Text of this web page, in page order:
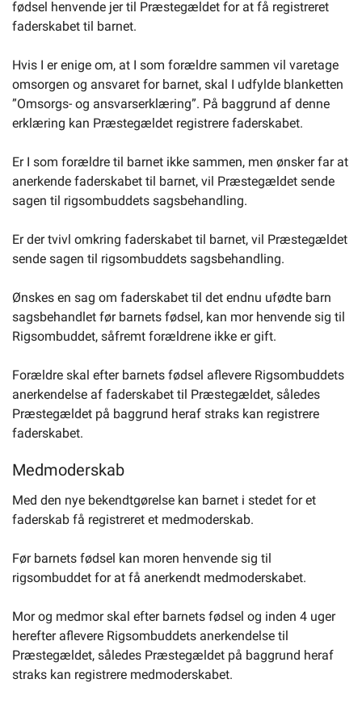
fødsel henvende jer til Præstegældet for at få registreret
faderskabet til barnet.
Hvis I er enige om, at I som forældre sammen vil varetage
omsorgen og ansvaret for barnet, skal I udfylde blanketten
”Omsorgs- og ansvarserklæring”. På baggrund af denne
erklæring kan Præstegældet registrere faderskabet.
Er I som forældre til barnet ikke sammen, men ønsker far at
anerkende faderskabet til barnet, vil Præstegældet sende
sagen til rigsombuddets sagsbehandling.
Er der tvivl omkring faderskabet til barnet, vil Præstegældet
sende sagen til rigsombuddets sagsbehandling.
Ønskes en sag om faderskabet til det endnu ufødte barn
sagsbehandlet før barnets fødsel, kan mor henvende sig til
Rigsombuddet, såfremt forældrene ikke er gift.
Forældre skal efter barnets fødsel aflevere Rigsombuddets
anerkendelse af faderskabet til Præstegældet, således
Præstegældet på baggrund heraf straks kan registrere
faderskabet.
Medmoderskab
Med den nye bekendtgørelse kan barnet i stedet for et
faderskab få registreret et medmoderskab.
Før barnets fødsel kan moren henvende sig til
rigsombuddet for at få anerkendt medmoderskabet.
Mor og medmor skal efter barnets fødsel og inden 4 uger
herefter aflevere Rigsombuddets anerkendelse til
Præstegældet, således Præstegældet på baggrund heraf
straks kan registrere medmoderskabet.